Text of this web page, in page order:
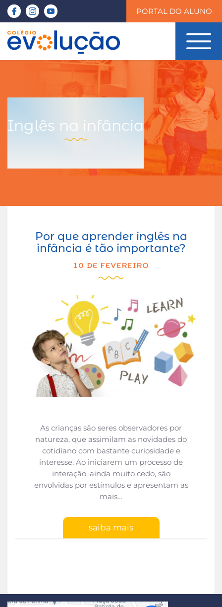
PORTAL DO ALUNO
Inglês na infância
Por que aprender inglês na
infância é tão importante?
10 DE FEVEREIRO
As crianças são seres observadores por
natureza, que assimilam as novidades do
cotidiano com bastante curiosidade e
interesse. Ao iniciarem um processo de
interação, ainda muito cedo, são
envolvidas por estímulos e apresentam as
mais…
saiba mais